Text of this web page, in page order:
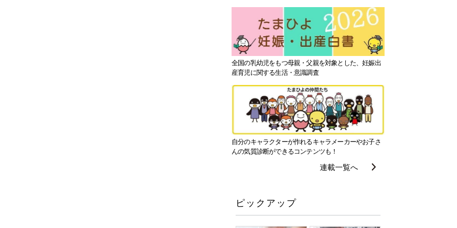
全国の乳幼児をもつ母親・父親を対象とした、妊娠出
産育児に関する生活・意識調査
自分のキャラクターが作れるキャラメーカーやお子さ
んの気質診断ができるコンテンツも！
連載一覧へ
ピックアップ